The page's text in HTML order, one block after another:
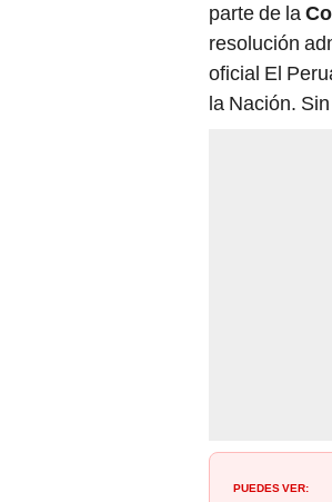
parte de la
resolución
oficial El
la Nación.
PUEDES VER: